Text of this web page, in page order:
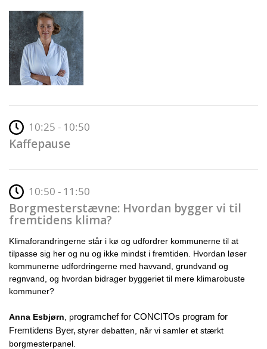
10:25 - 10:50
Kaffepause
10:50 - 11:50
Borgmesterstævne: Hvordan bygger vi til
fremtidens klima?
Klimaforandringerne står i kø og udfordrer kommunerne til at
tilpasse sig her og nu og ikke mindst i fremtiden. Hvordan løser
kommunerne udfordringerne med havvand, grundvand og
regnvand, og hvordan bidrager byggeriet til mere klimarobuste
kommuner?
Anna Esbjørn , programchef for CONCITOs program for
Fremtidens Byer, styrer debatten, når vi samler et stærkt
borgmesterpanel.